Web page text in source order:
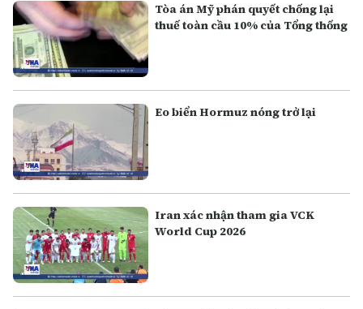
Tòa án Mỹ phán quyết chống lại
thuế toàn cầu 10% của Tổng thống
Eo biển Hormuz nóng trở lại
Iran xác nhận tham gia VCK
World Cup 2026